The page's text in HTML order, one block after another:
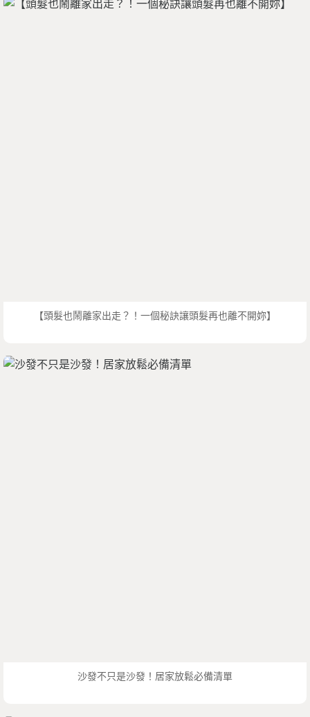
【頭髮也鬧離家出走？！一個秘訣讓頭髮再也離不開妳】
沙發不只是沙發！居家放鬆必備清單